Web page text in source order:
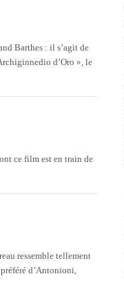
Barthes : il s’agit de
d’Oro », le
ce film est en train de
ressemble tellement
d’Antonioni,